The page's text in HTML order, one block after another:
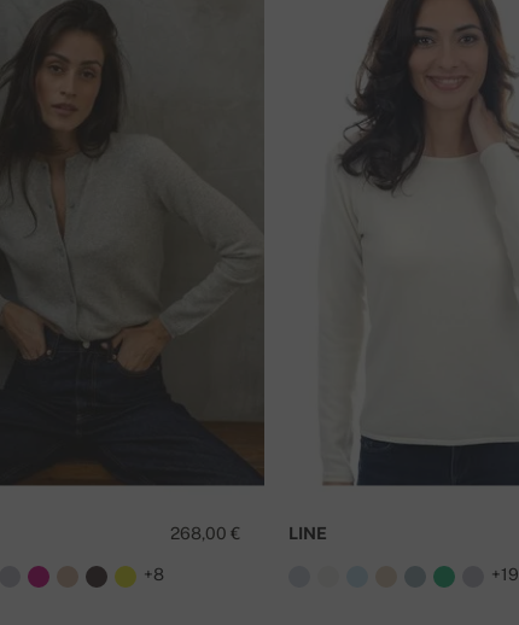
268,00 €
+8
LINE
+19